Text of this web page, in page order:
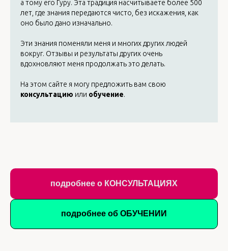
а тому его Гуру. Эта традиция насчитываете более 500
лет, где знания передаются чисто, без искажения, как
оно было дано изначально.
Эти знания поменяли меня и многих других людей
вокруг. Отзывы и результаты других очень
вдохновляют меня продолжать это делать.
На этом сайте я могу предложить вам свою
консультацию или обучение.
подробнее о КОНСУЛЬТАЦИЯХ
подробнее об ОБУЧЕНИИ